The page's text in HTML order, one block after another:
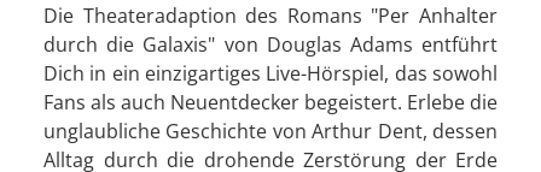
Die Theateradaption des Romans "Per Anhalter
durch die Galaxis" von Douglas Adams entführt
Dich in ein einzigartiges Live-Hörspiel, das sowohl
Fans als auch Neuentdecker begeistert. Erlebe die
unglaubliche Geschichte von Arthur Dent, dessen
Alltag durch die drohende Zerstörung der Erde